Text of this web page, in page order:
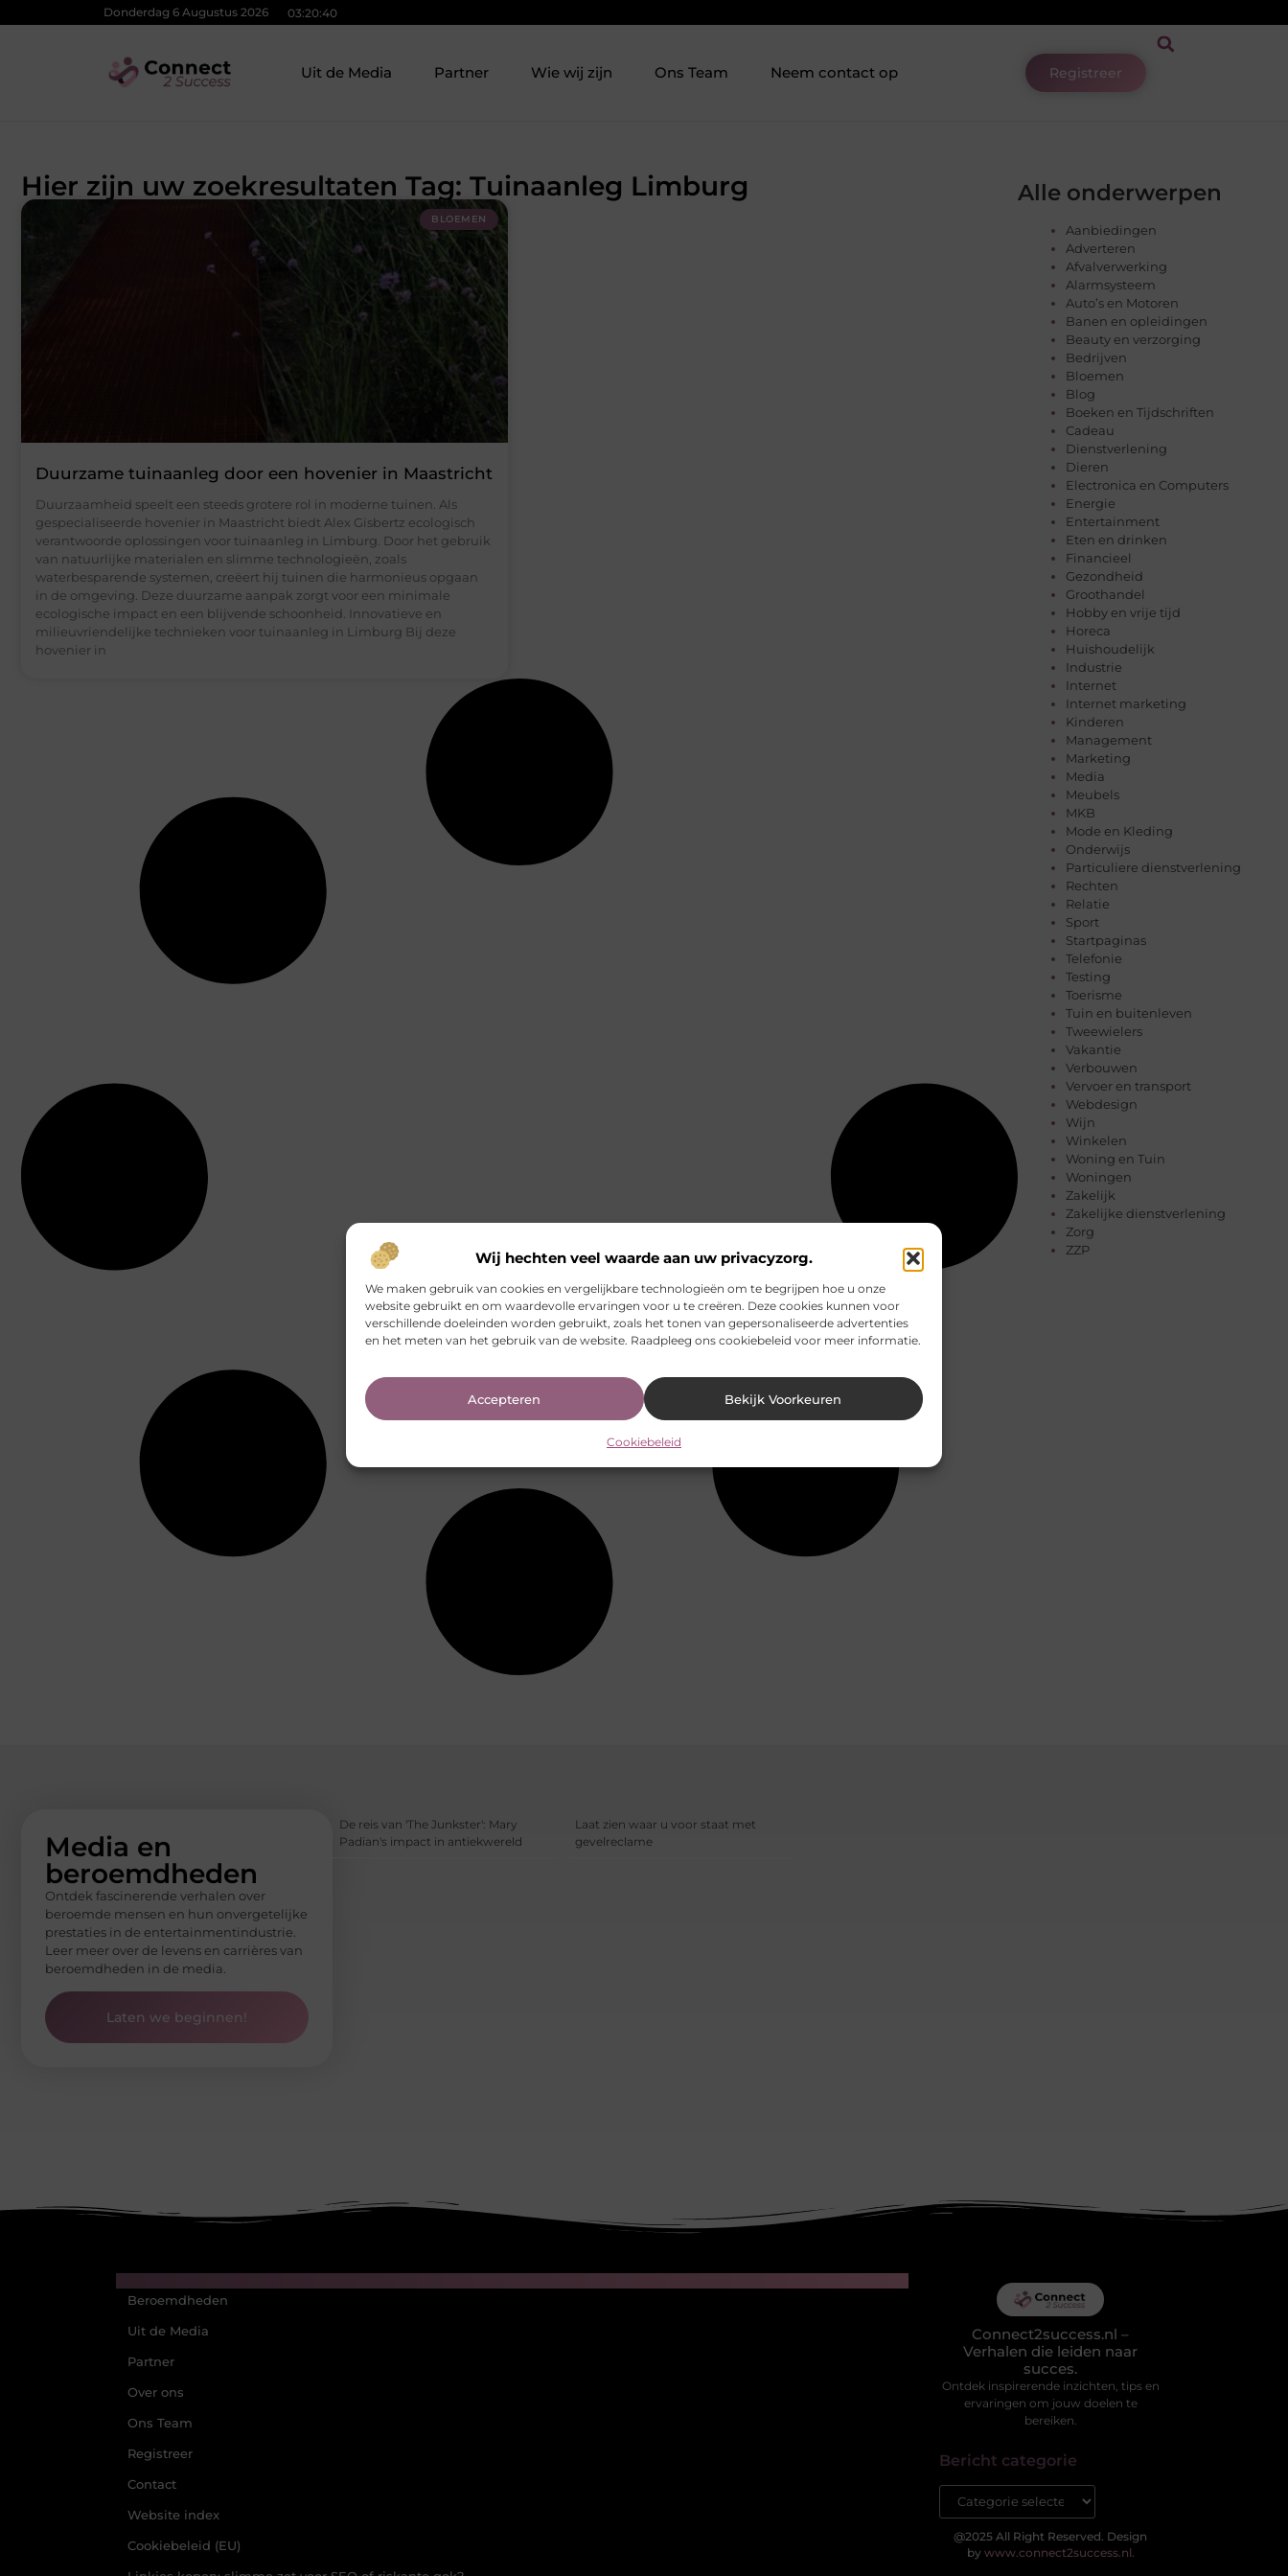
Wij hechten veel waarde aan uw privacyzorg.
We maken gebruik van cookies en vergelijkbare technologieën om te begrijpen hoe u onze
website gebruikt en om waardevolle ervaringen voor u te creëren. Deze cookies kunnen voor
verschillende doeleinden worden gebruikt, zoals het tonen van gepersonaliseerde advertenties
en het meten van het gebruik van de website. Raadpleeg ons cookiebeleid voor meer informatie.
Accepteren Bekijk Voorkeuren
Cookiebeleid
Donderdag 6 Augustus 2026 03:20:41
Uit de Media Partner Wie wij zijn Ons Team Neem contact op Registreer
Hier zijn uw zoekresultaten Tag: Tuinaanleg Limburg
BLOEMEN
Duurzame tuinaanleg door een hovenier in Maastricht
Duurzaamheid speelt een steeds grotere rol in moderne tuinen. Als
gespecialiseerde hovenier in Maastricht biedt Alex Gisbertz ecologisch
verantwoorde oplossingen voor tuinaanleg in Limburg. Door het gebruik
van natuurlijke materialen en slimme technologieën, zoals
waterbesparende systemen, creëert hij tuinen die harmonieus opgaan
in de omgeving. Deze duurzame aanpak zorgt voor een minimale
ecologische impact en een blijvende schoonheid. Innovatieve en
milieuvriendelijke technieken voor tuinaanleg in Limburg Bij deze
hovenier in
Alle onderwerpen
Aanbiedingen
Adverteren
Afvalverwerking
Alarmsysteem
Auto’s en Motoren
Banen en opleidingen
Beauty en verzorging
Bedrijven
Bloemen
Blog
Boeken en Tijdschriften
Cadeau
Dienstverlening
Dieren
Electronica en Computers
Energie
Entertainment
Eten en drinken
Financieel
Gezondheid
Groothandel
Hobby en vrije tijd
Horeca
Huishoudelijk
Industrie
Internet
Internet marketing
Kinderen
Management
Marketing
Media
Meubels
MKB
Mode en Kleding
Onderwijs
Particuliere dienstverlening
Rechten
Relatie
Sport
Startpaginas
Telefonie
Testing
Toerisme
Tuin en buitenleven
Tweewielers
Vakantie
Verbouwen
Vervoer en transport
Webdesign
Wijn
Winkelen
Woning en Tuin
Woningen
Zakelijk
Zakelijke dienstverlening
Zorg
ZZP
Media en
beroemdheden
Ontdek fascinerende verhalen over
beroemde mensen en hun onvergetelijke
prestaties in de entertainmentindustrie.
Leer meer over de levens en carrières van
beroemdheden in de media.
Laten we beginnen!
De reis van 'The Junkster': Mary
Padian's impact in antiekwereld
Laat zien waar u voor staat met
gevelreclame
Beroemdheden
Uit de Media
Partner
Over ons
Ons Team
Registreer
Contact
Website index
Cookiebeleid (EU)
Connect2success.nl –
Verhalen die leiden naar
succes.
Ontdek inspirerende inzichten, tips en
ervaringen om jouw doelen te
bereiken.
Bericht categorie
@2025 All Right Reserved. Design
by www.connect2success.nl.